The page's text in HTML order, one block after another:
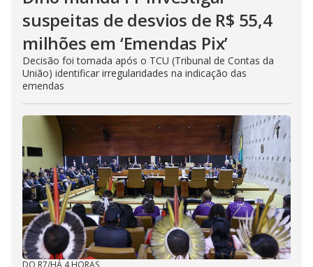
suspeitas de desvios de R$ 55,4
milhões em ‘Emendas Pix’
Decisão foi tomada após o TCU (Tribunal de Contas da
União) identificar irregularidades na indicação das
emendas
DO R7/HÁ 4 HORAS